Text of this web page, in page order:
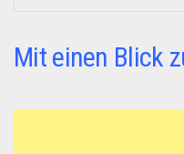
Kostenlos Registrieren
Mit einen Blick